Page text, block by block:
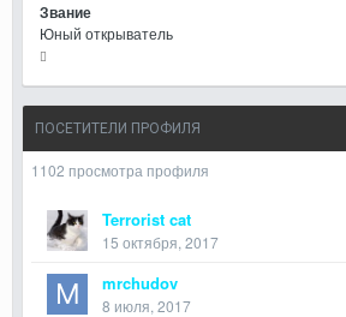
Звание
Юный открыватель
ПОСЕТИТЕЛИ ПРОФИЛЯ
1102 просмотра профиля
Terrorist cat
15 октября, 2017
mrchudov
8 июля, 2017